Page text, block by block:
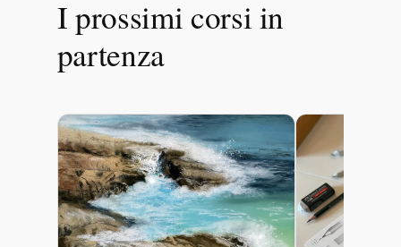
I prossimi corsi in
partenza